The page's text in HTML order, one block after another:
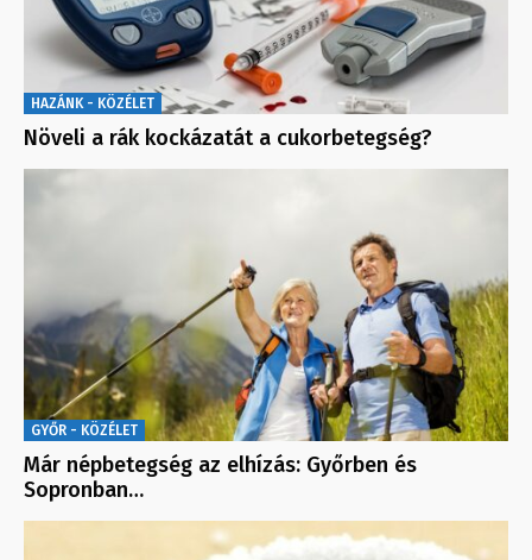
HAZÁNK - KÖZÉLET
Növeli a rák kockázatát a cukorbetegség?
GYŐR - KÖZÉLET
Már népbetegség az elhízás: Győrben és
Sopronban…